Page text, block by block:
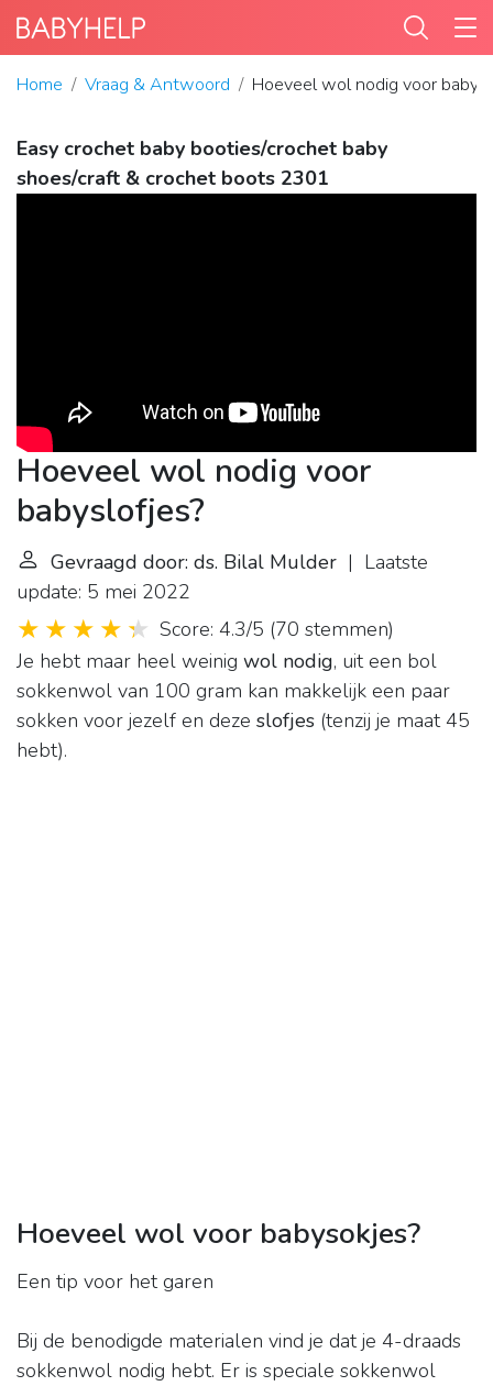
Home Vraag & Antwoord Hoeveel wol nodig voor
Easy crochet baby booties/crochet baby
shoes/craft & crochet boots 2301
Hoeveel wol nodig voor
babyslofjes?
Gevraagd door: ds. Bilal Mulder | Laatste
update: 5 mei 2022
Score: 4.3/5 (70 stemmen)
Je hebt maar heel weinig wol nodig, uit een bol
sokkenwol van 100 gram kan makkelijk een paar
sokken voor jezelf en deze slofjes (tenzij je maat 45
hebt).
Hoeveel wol voor babysokjes?
Een tip voor het garen
Bij de benodigde materialen vind je dat je 4-draads
sokkenwol nodig hebt. Er is speciale sokkenwol